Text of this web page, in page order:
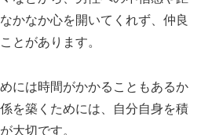
かなか心を開いてくれず、仲良
とがあります。
には時間がかかることもあるか
を築くためには、自分自身を積
大切です。